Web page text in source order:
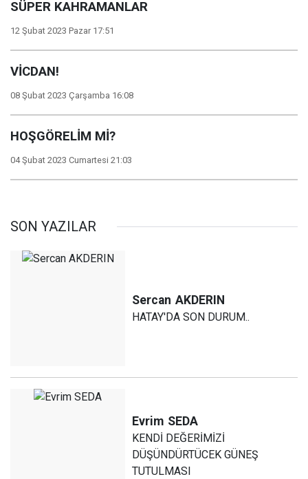
SÜPER KAHRAMANLAR
12 Şubat 2023 Pazar 17:51
VİCDAN!
08 Şubat 2023 Çarşamba 16:08
HOŞGÖRELİM Mİ?
04 Şubat 2023 Cumartesi 21:03
SON YAZILAR
Sercan AKDERIN
HATAY'DA SON DURUM..
Evrim SEDA
KENDİ DEĞERİMİZİ
DÜŞÜNDÜRTÜCEK GÜNEŞ
TUTULMASI